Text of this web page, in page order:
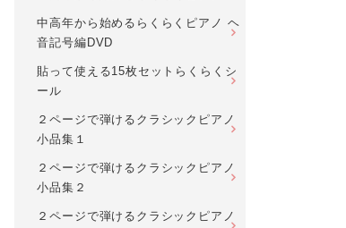
中高年から始めるらくらくピアノ ヘ
音記号編DVD
貼って使える15枚セットらくらくシ
ール
２ページで弾けるクラシックピアノ
小品集１
２ページで弾けるクラシックピアノ
小品集２
２ページで弾けるクラシックピアノ